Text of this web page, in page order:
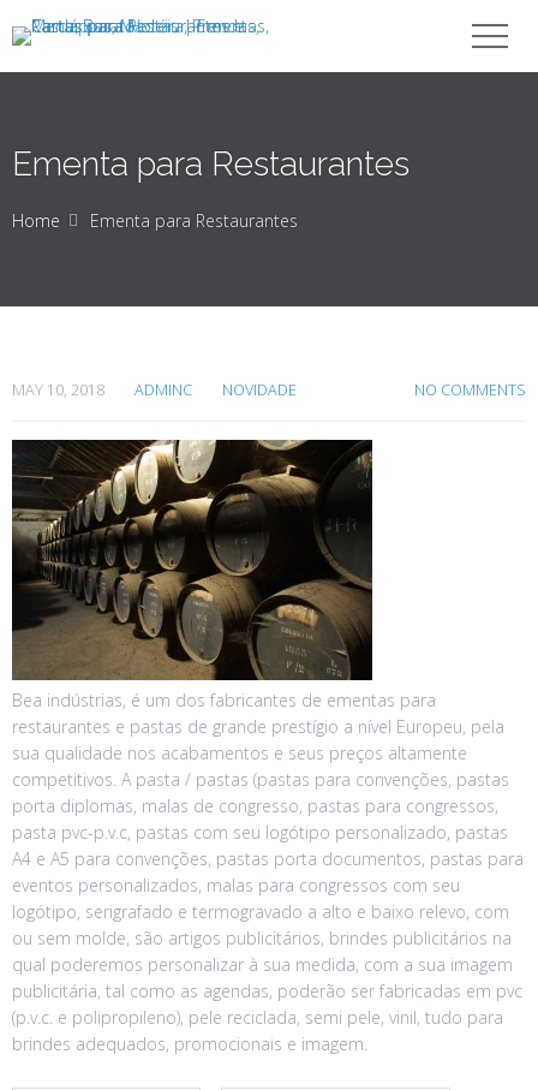
Ementa para Restaurantes
Home Ementa para Restaurantes
MAY 10, 2018 ADMINC NOVIDADE NO COMMENTS
Bea indústrias, é um dos fabricantes de ementas para
restaurantes e pastas de grande prestígio a nível Europeu, pela
sua qualidade nos acabamentos e seus preços altamente
competitivos. A pasta / pastas (pastas para convenções, pastas
porta diplomas, malas de congresso, pastas para congressos,
pasta pvc-p.v.c, pastas com seu logótipo personalizado, pastas
A4 e A5 para convenções, pastas porta documentos, pastas para
eventos personalizados, malas para congressos com seu
logótipo, serigrafado e termogravado a alto e baixo relevo, com
ou sem molde, são artigos publicitários, brindes publicitários na
qual poderemos personalizar à sua medida, com a sua imagem
publicitária, tal como as agendas, poderão ser fabricadas em pvc
(p.v.c. e polipropileno), pele reciclada, semi pele, vinil, tudo para
brindes adequados, promocionais e imagem.